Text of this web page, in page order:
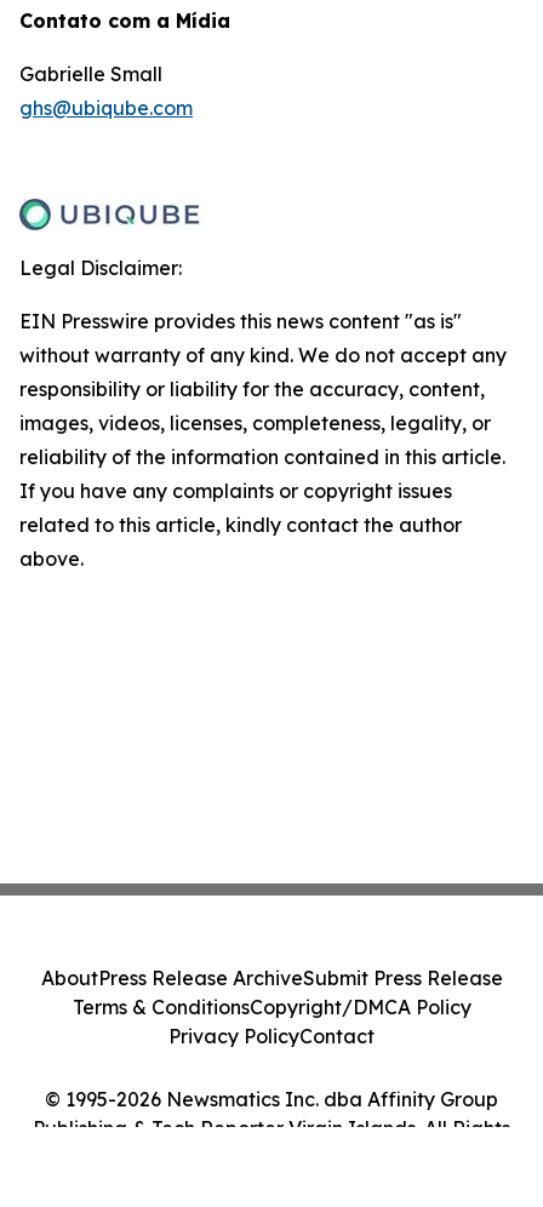
Contato com a Mídia
Gabrielle Small
ghs@ubiqube.com
Legal Disclaimer:
EIN Presswire provides this news content "as is"
without warranty of any kind. We do not accept any
responsibility or liability for the accuracy, content,
images, videos, licenses, completeness, legality, or
reliability of the information contained in this article.
If you have any complaints or copyright issues
related to this article, kindly contact the author
above.
© 1995-2026 Newsmatics Inc. dba Affinity Group
Publishing & Tech Reporter Virgin Islands. All Rights
AboutPress Release ArchiveSubmit Press Release
Terms & ConditionsCopyright/DMCA Policy
Privacy PolicyContact